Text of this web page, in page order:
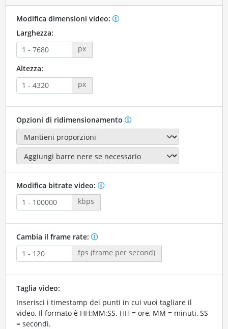
Modifica dimensioni video:
Larghezza:
px
Altezza:
px
Opzioni di ridimensionamento
Modifica bitrate video:
kbps
Cambia il frame rate:
fps (frame per second)
Taglia video:
Inserisci i timestamp dei punti in cui vuoi tagliare il
video. Il formato è HH:MM:SS. HH = ore, MM = minuti, SS
= secondi.